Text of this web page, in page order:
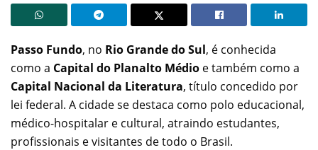
Passo Fundo, no Rio Grande do Sul, é conhecida
como a Capital do Planalto Médio e também como a
Capital Nacional da Literatura, título concedido por
lei federal. A cidade se destaca como polo educacional,
médico-hospitalar e cultural, atraindo estudantes,
profissionais e visitantes de todo o Brasil.